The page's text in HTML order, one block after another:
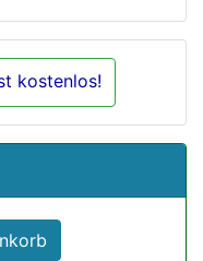
kostenlos!